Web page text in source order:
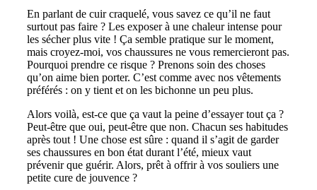
En parlant de cuir craquelé, vous savez ce qu’il ne faut
surtout pas faire ? Les exposer à une chaleur intense pour
les sécher plus vite ! Ça semble pratique sur le moment,
mais croyez-moi, vos chaussures ne vous remercieront pas.
Pourquoi prendre ce risque ? Prenons soin des choses
qu’on aime bien porter. C’est comme avec nos vêtements
préférés : on y tient et on les bichonne un peu plus.
Alors voilà, est-ce que ça vaut la peine d’essayer tout ça ?
Peut-être que oui, peut-être que non. Chacun ses habitudes
après tout ! Une chose est sûre : quand il s’agit de garder
ses chaussures en bon état durant l’été, mieux vaut
prévenir que guérir. Alors, prêt à offrir à vos souliers une
petite cure de jouvence ?